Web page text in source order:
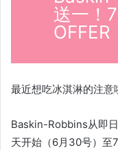
送一！
OFFER
最近想吃冰淇淋的注意
Baskin-Robbins从即
天开始（6月30号）至